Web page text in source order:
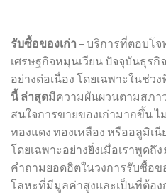
รับซื้อของเก่า – บริการที่ตอบโ
เศรษฐกิจหมุนเวียน ปัจจุบันธุรกิจ
อย่างต่อเนื่อง โดยเฉพาะในช่วง
นี้ ล่าสุดมีความผันผวนตามสภา
สนใจการขายของเก่ามากขึ้น ไ
ทองแดง ทองเหลือง หรืออลูมิเ
โดยเฉพาะอย่างยิ่งเมื่อเราพูดถึง
คำถามยอดฮิตในวงการรับซื้อข
โลหะที่มีมูลค่าสูงและเป็นที่ต้อ